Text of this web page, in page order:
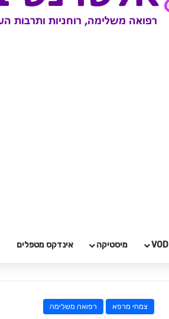
VOD מיסטיקה אינדקס מטפלים
צמחי מרפא רפואה משלימה